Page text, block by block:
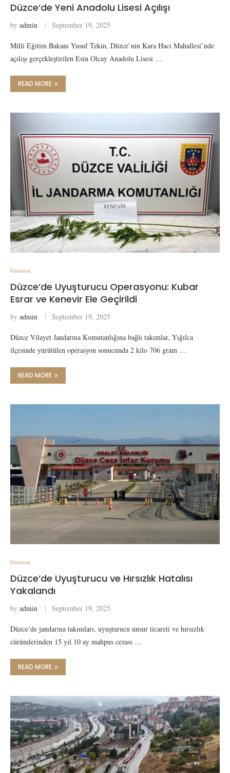
Düzce’de Yeni Anadolu Lisesi Açılışı
by admin September 19, 2025
Milli Eğitim Bakanı Yusuf Tekin, Düzce’nin Kara Hacı Mahallesi’nde
açılışı gerçekleştirilen Esin Olcay Anadolu Lisesi …
READ MORE
Gündem
Düzce’de Uyuşturucu Operasyonu: Kubar
Esrar ve Kenevir Ele Geçirildi
by admin September 19, 2025
Düzce Vilayet Jandarma Komutanlığına bağlı takımlar, Yığılca
ilçesinde yürütülen operasyon sonucunda 2 kilo 706 gram …
READ MORE
Gündem
Düzce’de Uyuşturucu ve Hırsızlık Hatalısı
Yakalandı
by admin September 19, 2025
Düzce’de jandarma takımları, uyuşturucu unsur ticareti ve hırsızlık
cürümlerinden 15 yıl 10 ay mahpus cezası …
READ MORE